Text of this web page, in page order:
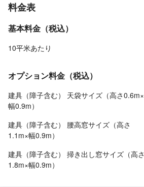
料金表
基本料金（税込）
10平米あたり
オプション料金（税込）
建具（障子含む） 天袋サイズ（高さ0.6m×
幅0.9m）
建具（障子含む） 腰高窓サイズ（高さ
1.1m×幅0.9m）
建具（障子含む） 掃き出し窓サイズ（高さ
1.8m×幅0.9m）